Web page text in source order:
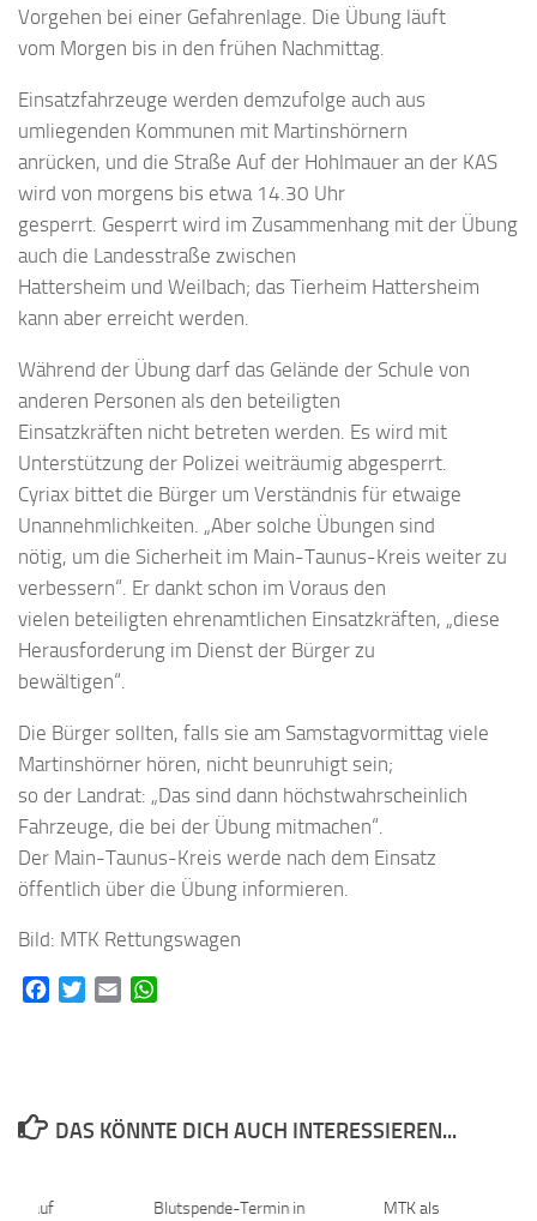
Vorgehen bei einer Gefahrenlage. Die Übung läuft
vom Morgen bis in den frühen Nachmittag.
Einsatzfahrzeuge werden demzufolge auch aus
umliegenden Kommunen mit Martinshörnern
anrücken, und die Straße Auf der Hohlmauer an der KAS
wird von morgens bis etwa 14.30 Uhr
gesperrt. Gesperrt wird im Zusammenhang mit der Übung
auch die Landesstraße zwischen
Hattersheim und Weilbach; das Tierheim Hattersheim
kann aber erreicht werden.
Während der Übung darf das Gelände der Schule von
anderen Personen als den beteiligten
Einsatzkräften nicht betreten werden. Es wird mit
Unterstützung der Polizei weiträumig abgesperrt.
Cyriax bittet die Bürger um Verständnis für etwaige
Unannehmlichkeiten. „Aber solche Übungen sind
nötig, um die Sicherheit im Main-Taunus-Kreis weiter zu
verbessern“. Er dankt schon im Voraus den
vielen beteiligten ehrenamtlichen Einsatzkräften, „diese
Herausforderung im Dienst der Bürger zu
bewältigen“.
Die Bürger sollten, falls sie am Samstagvormittag viele
Martinshörner hören, nicht beunruhigt sein;
so der Landrat: „Das sind dann höchstwahrscheinlich
Fahrzeuge, die bei der Übung mitmachen“.
Der Main-Taunus-Kreis werde nach dem Einsatz
öffentlich über die Übung informieren.
Bild: MTK Rettungswagen
FacebookTwitterEmail
DAS KÖNNTE DICH AUCH INTERESSIEREN...
Blutspende-Termin in
MTK als
auf